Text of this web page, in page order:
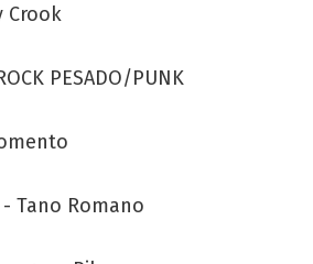
Crook
PESADO/PUNK
Tano Romano